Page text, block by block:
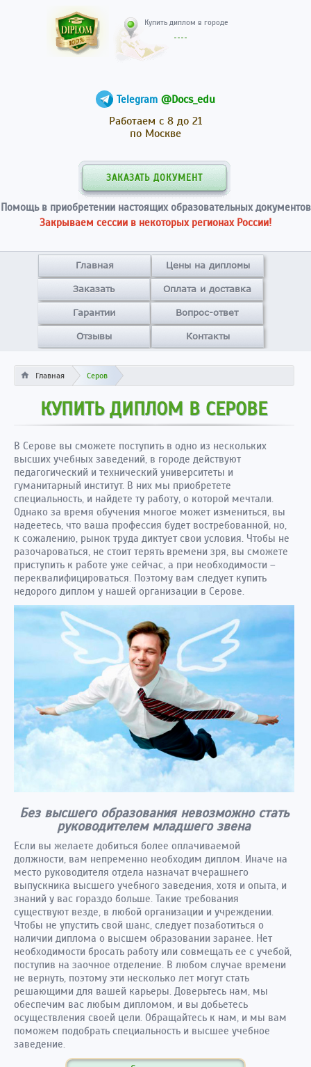
Telegram @Docs_edu
Работаем с 8 до 21
по Москве
ЗАКАЗАТЬ ДОКУМЕНТ
Помощь в приобретении настоящих образовательных документов
Закрываем сессии в некоторых регионах России!
Главная Цены на дипломы
Заказать Оплата и доставка
Гарантии Вопрос-ответ
Отзывы Контакты
Главная Серов
КУПИТЬ ДИПЛОМ В СЕРОВЕ
В Серове вы сможете поступить в одно из нескольких
высших учебных заведений, в городе действуют
педагогический и технический университеты и
гуманитарный институт. В них мы приобретете
специальность, и найдете ту работу, о которой мечтали.
Однако за время обучения многое может измениться, вы
надеетесь, что ваша профессия будет востребованной, но,
к сожалению, рынок труда диктует свои условия. Чтобы не
разочароваться, не стоит терять времени зря, вы сможете
приступить к работе уже сейчас, а при необходимости –
переквалифицироваться. Поэтому вам следует купить
недорого диплом у нашей организации в Серове.
Без высшего образования невозможно стать
руководителем младшего звена
Если вы желаете добиться более оплачиваемой
должности, вам непременно необходим диплом. Иначе на
место руководителя отдела назначат вчерашнего
выпускника высшего учебного заведения, хотя и опыта, и
знаний у вас гораздо больше. Такие требования
существуют везде, в любой организации и учреждении.
Чтобы не упустить свой шанс, следует позаботиться о
наличии диплома о высшем образовании заранее. Нет
необходимости бросать работу или совмещать ее с учебой,
поступив на заочное отделение. В любом случае времени
не вернуть, поэтому эти несколько лет могут стать
решающими для вашей карьеры. Доверьтесь нам, мы
обеспечим вас любым дипломом, и вы добьетесь
осуществления своей цели. Обращайтесь к нам, и мы вам
поможем подобрать специальность и высшее учебное
заведение.